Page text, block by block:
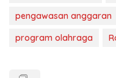
pengawasan anggaran
program olahraga